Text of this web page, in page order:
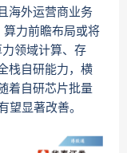
海外运营商业务
力前瞻布局或将
领域计算、存
栈自研能力，横
着自研芯片批量
望显著改善。